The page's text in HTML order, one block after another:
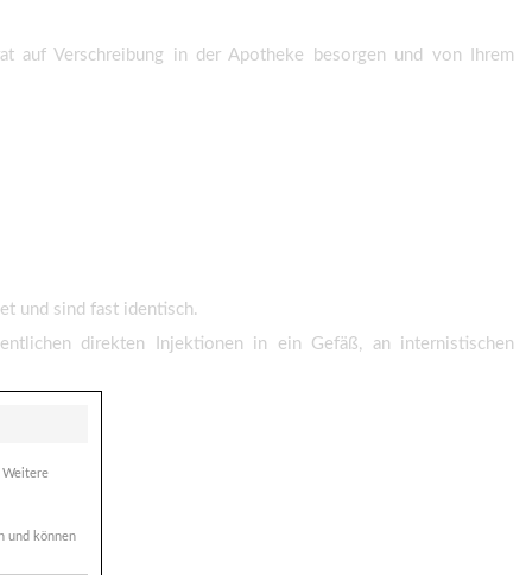
auf Verschreibung in der Apotheke besorgen und von Ihrem
und sind fast identisch.
direkten Injektionen in ein Gefäß, an internistischen
Weitere
und können